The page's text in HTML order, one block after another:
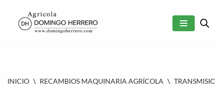
SALTAR
INICIO \ RECAMBIOS MAQUINARIA AGRÍCOLA \